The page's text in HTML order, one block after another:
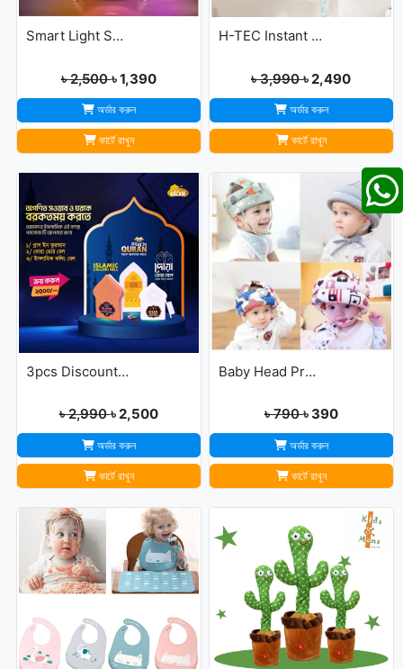
Smart Light Sound Machine G Shape
৳ 2,500৳ 1,390
অর্ডার করুন
কার্টে রাখুন
H-TEC Instant Portable Geyser
৳ 3,990৳ 2,490
অর্ডার করুন
কার্টে রাখুন
3pcs Discount Package (Dua Door Bell, Islamic Calling Bell, Plug In Quran)
৳ 2,990৳ 2,500
অর্ডার করুন
কার্টে রাখুন
Baby Head Protector Cap Child Walking Safety
৳ 790৳ 390
অর্ডার করুন
কার্টে রাখুন